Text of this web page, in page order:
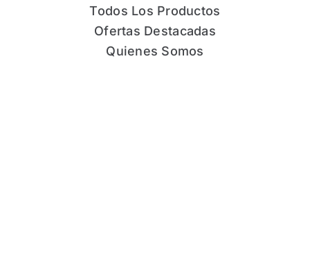
Todos Los Productos
Ofertas Destacadas
Quienes Somos